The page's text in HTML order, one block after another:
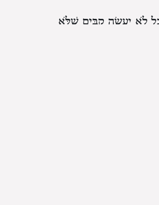
לֹא יַעֲשֶׂה קַבַּיִם שֶׁלֹּא